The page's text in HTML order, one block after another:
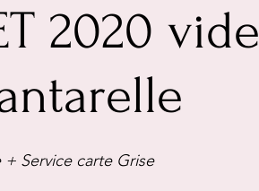
2020 vide
Service carte Grise